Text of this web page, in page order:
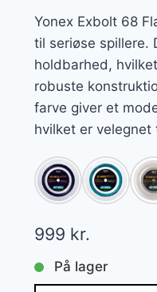
Yonex Exbolt 68
til seriøse spillere.
holdbarhed,
robuste
farve giver et
hvilket er
999 kr.
På lager